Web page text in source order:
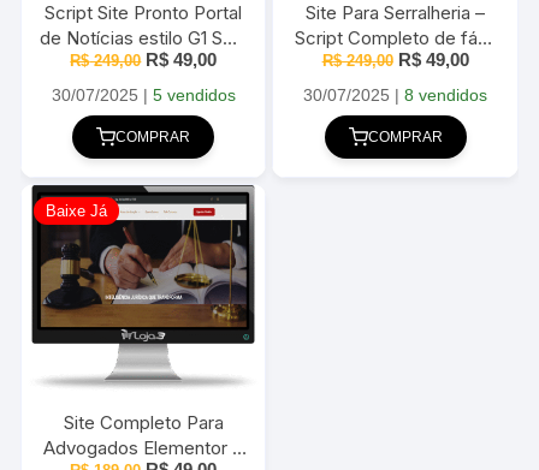
Script Site Pronto Portal
de Notícias estilo G1 SEO
2025
R$249,00 O
original
era:
R$ 249,00.
R$ 49,00O
atual
30/07/2025 | 5 vendidos
COMPRAR
Site Para Serralheria –
Script Completo de fácil
administração 2025
R$249,00 O
original
era:
R$ 249,00.
R$49,00O
atual
30/07/2025 |8 vendidos
COMPRAR
Baixe Já
Site Completo Para
Advogados Elementor +